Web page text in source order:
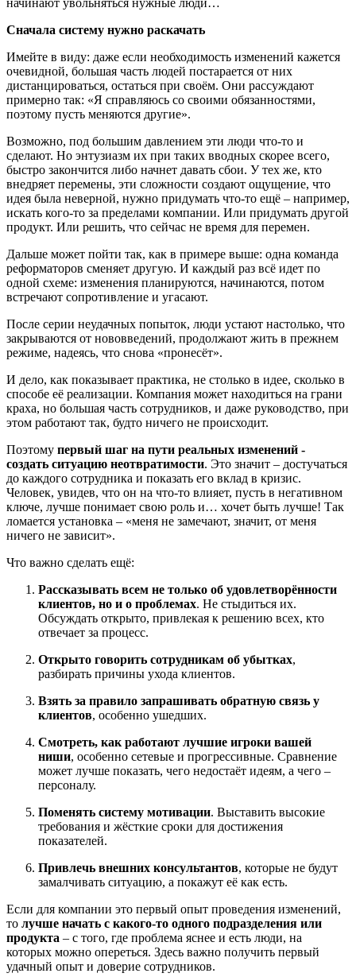
начинают увольняться нужные люди…
Сначала систему нужно раскачать
Имейте в виду: даже если необходимость изменений кажется
очевидной, большая часть людей постарается от них
дистанцироваться, остаться при своём. Они рассуждают
примерно так: «Я справляюсь со своими обязанностями,
поэтому пусть меняются другие».
Возможно, под большим давлением эти люди что-то и
сделают. Но энтузиазм их при таких вводных скорее всего,
быстро закончится либо начнет давать сбои. У тех же, кто
внедряет перемены, эти сложности создают ощущение, что
идея была неверной, нужно придумать что-то ещё – например,
искать кого-то за пределами компании. Или придумать другой
продукт. Или решить, что сейчас не время для перемен.
Дальше может пойти так, как в примере выше: одна команда
реформаторов сменяет другую. И каждый раз всё идет по
одной схеме: изменения планируются, начинаются, потом
встречают сопротивление и угасают.
После серии неудачных попыток, люди устают настолько, что
закрываются от нововведений, продолжают жить в прежнем
режиме, надеясь, что снова «пронесёт».
И дело, как показывает практика, не столько в идее, сколько в
способе её реализации. Компания может находиться на грани
краха, но большая часть сотрудников, и даже руководство, при
этом работают так, будто ничего не происходит.
Поэтому первый шаг на пути реальных изменений -
создать ситуацию неотвратимости. Это значит – достучаться
до каждого сотрудника и показать его вклад в кризис.
Человек, увидев, что он на что-то влияет, пусть в негативном
ключе, лучше понимает свою роль и… хочет быть лучше! Так
ломается установка – «меня не замечают, значит, от меня
ничего не зависит».
Что важно сделать ещё:
Рассказывать всем не только об удовлетворённости
клиентов, но и о проблемах. Не стыдиться их.
Обсуждать открыто, привлекая к решению всех, кто
отвечает за процесс.
Открыто говорить сотрудникам об убытках,
разбирать причины ухода клиентов.
Взять за правило запрашивать обратную связь у
клиентов, особенно ушедших.
Смотреть, как работают лучшие игроки вашей
ниши, особенно сетевые и прогрессивные. Сравнение
может лучше показать, чего недостаёт идеям, а чего –
персоналу.
Поменять систему мотивации. Выставить высокие
требования и жёсткие сроки для достижения
показателей.
Привлечь внешних консультантов, которые не будут
замалчивать ситуацию, а покажут её как есть.
Если для компании это первый опыт проведения изменений,
то лучше начать с какого-то одного подразделения или
продукта – с того, где проблема яснее и есть люди, на
которых можно опереться. Здесь важно получить первый
удачный опыт и доверие сотрудников.